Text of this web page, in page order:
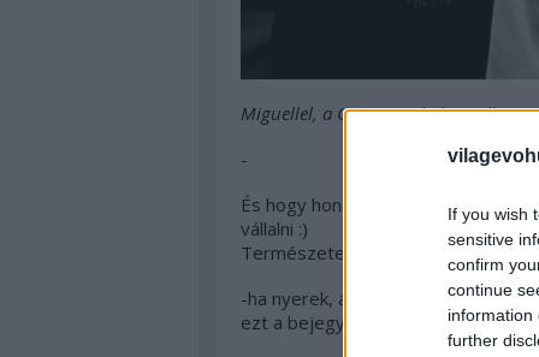
If you wish
sensitive
confirm
continue
information
further
Miguellel, a Costes Michelin-
-
És hogy honnan tudom ezt az
vállalni :)
Természetesen simán lehet, hogy
-ha nyerek, a Borfesztivál és a
ezt a bejegyzést később,